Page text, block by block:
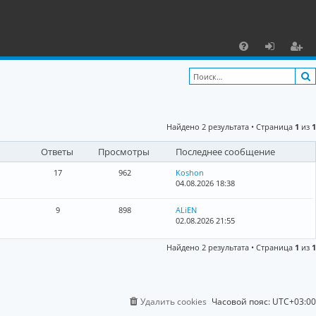
F
A
х
о
ег
и
р
Найдено 2 результата • Страница 1 из 1
Ответы Просмотры Последнее сообщение
17 962
Koshon
04.08.2026 18:38
9 898
ALiEN
02.08.2026 21:55
Найдено 2 результата • Страница 1 из 1
Часовой пояс: UTC+03:00
Удалить cookies